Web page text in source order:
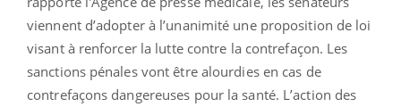
viennent d’adopter à l’unanimité une proposition de loi
visant à renforcer la lutte contre la contrefaçon. Les
sanctions pénales vont être alourdies en cas de
contrefaçons dangereuses pour la santé. L’action des